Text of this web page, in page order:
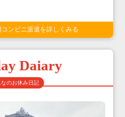
ンビニ派遣を詳しくみる
Daiary
のお休み日記